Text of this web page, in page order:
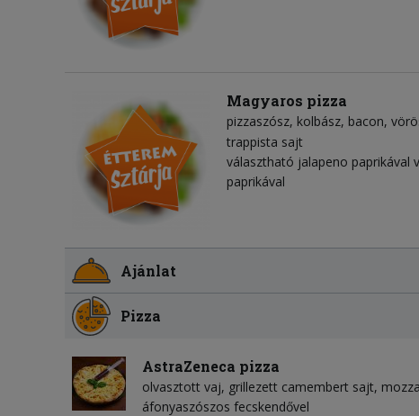
Magyaros pizza
pizzaszósz kolbász bacon
trappista sajt
választható jalapeno paprikával
paprikával
Ajánlat
Pizza
AstraZeneca pizza
olvasztott vaj grillezett camembert sajt
áfonyaszószos fecskendővel